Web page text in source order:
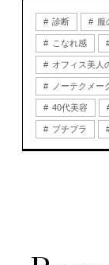
診断 服
こなれ感
オフィス美人
ノーテクメー
40代美容
プチプラ